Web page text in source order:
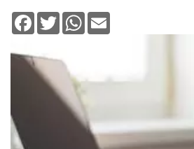
Facebook
TwitterWhatsApp